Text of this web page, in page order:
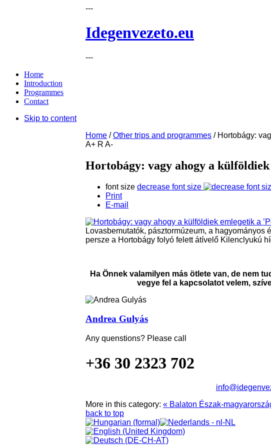
---
Idegenvezeto.eu
---
Home
Introduction
Programmes
Contact
Skip to content
Home /Other trips and programmes / Hortobágy:
A+ R A-
Hortobágy: vagy ahogy a külföldiek
font size decrease font size
Print
E-mail
Lovasbemutatók, pásztormúzeum, a hagyományos
persze a Hortobágy folyó felett átívelő Kilenclyukú
Ha Önnek valamilyen más ötlete van, de nem
vegye fel a kapcsolatot velem,
Andrea Gulyás
Any quenstions? Please call
+36 30 2323 702
More in this category: « Balaton Észak-
back to top